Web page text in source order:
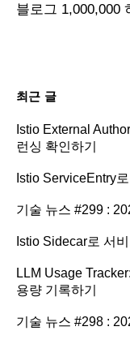
블로그 1,000,000
최근 글
Istio External
런싱 확인하기
Istio ServiceEntry
기술 뉴스 #299 :
Istio Sidecar로 서
LLM Usage
용량 기록하기
기술 뉴스 #298 :